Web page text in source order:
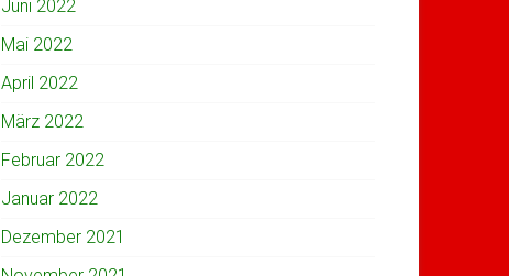
Juni 2022
Mai 2022
April 2022
März 2022
Februar 2022
Januar 2022
Dezember 2021